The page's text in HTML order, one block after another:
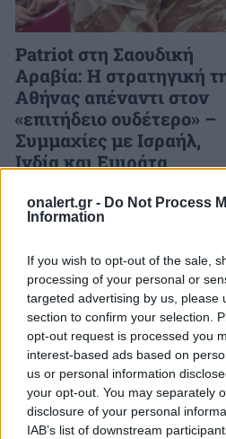
onalert.gr - Do Not Process
Information
If you wish to opt-out of the sale,
processing of your personal or
targeted advertising by us, please
section to confirm your selection.
opt-out request is processed you
interest-based ads based on
us or personal information
your opt-out. You may separately
disclosure of your personal
IAB’s list of downstream
Patriot στη Σαουδική
Αραβία: Η στρατηγική
Αθήνας απέναντι στον
«επιτήδειο ουδέτερο» –
Συμμαχίες με Ισραήλ,
Ινδία και Εμιράτα